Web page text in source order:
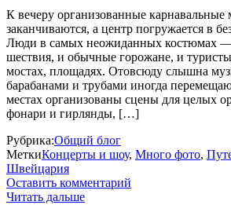
К вечеру организованные карнавальные
заканчиваются, а центр погружается в
Люди в самых неожиданных костюмах —
шествия, и обычные горожане, и
мостах, площадях. Отовсюду слышна
барабанами и трубами иногда
местах организованы сцены для целых
фонари и гирлянды, […]
Рубрика:Общий блог
МеткиКонцерты и шоу, Много фото,
Швейцария
Оставить комментарий
Читать дальше